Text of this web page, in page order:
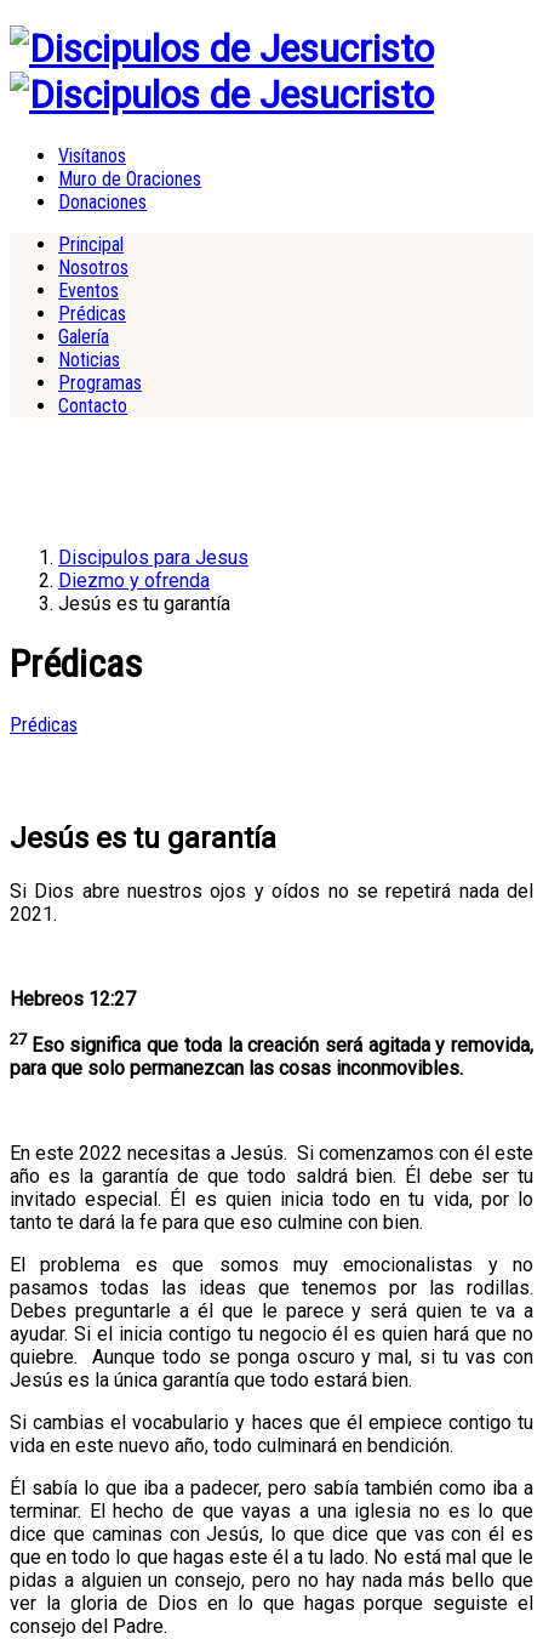
Visítanos
Muro de Oraciones
Donaciones
Principal
Nosotros
Eventos
Prédicas
Galería
Noticias
Programas
Contacto
Discipulos para Jesus
Diezmo y ofrenda
Jesús es tu garantía
Prédicas
Prédicas
Jesús es tu garantía
Si Dios abre nuestros ojos y oídos no se repetirá nada del
2021.
Hebreos 12:27
27 Eso significa que toda la creación será agitada y removida,
para que solo permanezcan las cosas inconmovibles.
En este 2022 necesitas a Jesús. Si comenzamos con él este
año es la garantía de que todo saldrá bien. Él debe ser tu
invitado especial. Él es quien inicia todo en tu vida, por lo
tanto te dará la fe para que eso culmine con bien.
El problema es que somos muy emocionalistas y no
pasamos todas las ideas que tenemos por las rodillas.
Debes preguntarle a él que le parece y será quien te va a
ayudar. Si el inicia contigo tu negocio él es quien hará que no
quiebre. Aunque todo se ponga oscuro y mal, si tu vas con
Jesús es la única garantía que todo estará bien.
Si cambias el vocabulario y haces que él empiece contigo tu
vida en este nuevo año, todo culminará en bendición.
Él sabía lo que iba a padecer, pero sabía también como iba a
terminar. El hecho de que vayas a una iglesia no es lo que
dice que caminas con Jesús, lo que dice que vas con él es
que en todo lo que hagas este él a tu lado. No está mal que le
pidas a alguien un consejo, pero no hay nada más bello que
ver la gloria de Dios en lo que hagas porque seguiste el
consejo del Padre.